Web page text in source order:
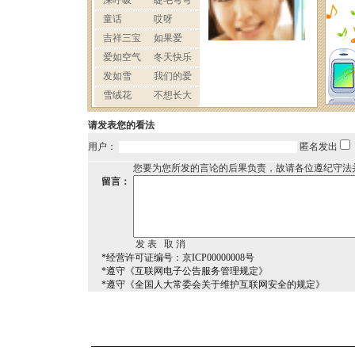
请发表您的看法
用户：
匿名发出
您要为您所发的言论的后果负责，故请各位遵纪守
留言：
*经营许可证编号：京ICP00000008号
*遵守《互联网电子公告服务管理规定》
*遵守《全国人大常委会关于维护互联网安全的规定》